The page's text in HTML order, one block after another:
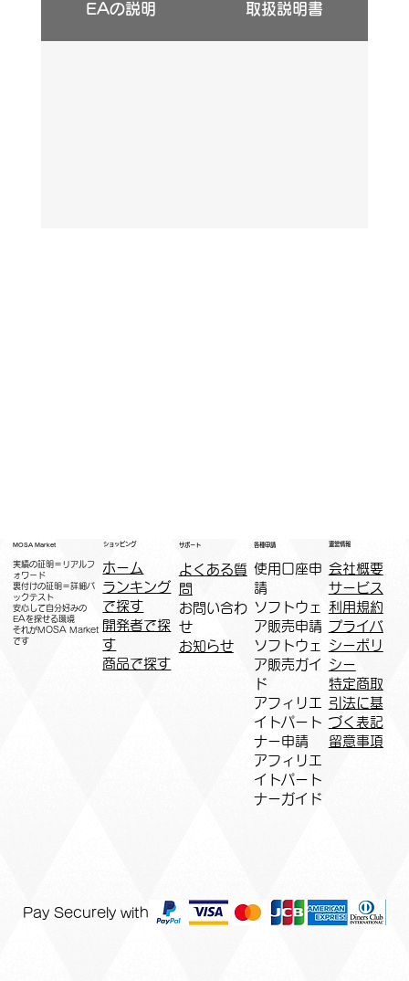
EAの説明 取扱説明書
MOSA Market
実績の証明＝リアルフ
ォワード
裏付けの証明＝詳細バ
ックテスト
安心して自分好みの
EAを探せる環境
​それがMOSA Market
です
ショッピング
ホーム
ランキング
で探す
開発者で探
す
商品で探す
サポート
よくある質
問
お問い合わ
せ
お知らせ
各種申請
​使用口座申
請
ソフトウェ
ア販売申請
ソフトウェ
ア販売ガイ
ド
アフィリエ
イトパート
ナー申請​
​アフィリエ
イトパート
ナーガイド
運営情報
会社概要
サービス
利用規約
プライバ
シーポリ
シー
特定商取
引法に基
づく表記
​留意事項
Pay Securely with